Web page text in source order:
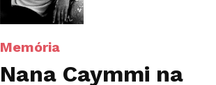
Memória
Nana Caymmi na